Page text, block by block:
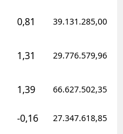
0,81 39.131.285,00
1,31 29.776.579,96
1,39 66.627.502,35
-0,16 27.347.618,85